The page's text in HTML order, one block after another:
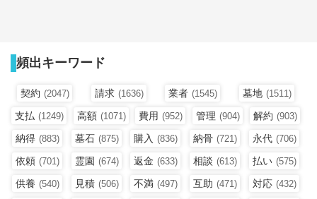
頻出キーワード
契約 (2047) 請求 (1636) 業者 (1545) 墓地 (1511)
支払 (1249) 高額 (1071) 費用 (952) 管理 (904) 解約 (903)
納得 (883) 墓石 (875) 購入 (836) 納骨 (721) 永代 (706)
依頼 (701) 霊園 (674) 返金 (633) 相談 (613) 払い (575)
供養 (540) 見積 (506) 不満 (497) 互助 (471) 対応 (432)